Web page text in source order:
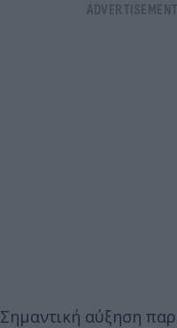
Σημαντική αύξηση